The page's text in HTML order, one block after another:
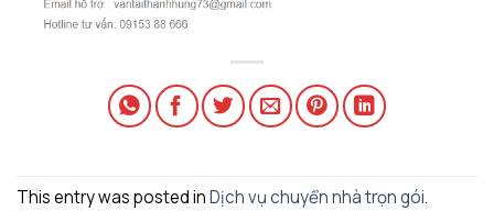
This entry was posted inDịch vụ chuyển nhà trọn gói.